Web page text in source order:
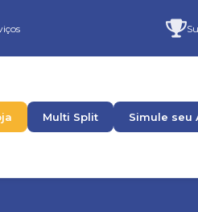
Multi Split Simule seu